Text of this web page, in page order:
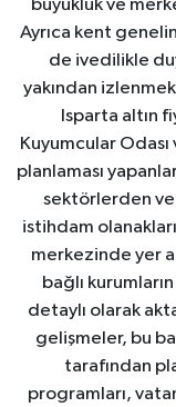
büyüklük ve
Ayrıca kent
de ivedilikle
yakından
Isparta altın
Kuyumcular
planlaması
sektörlerden ve
istihdam
merkezinde yer
bağlı
detaylı olarak
gelişmeler, bu
tarafından
programları,